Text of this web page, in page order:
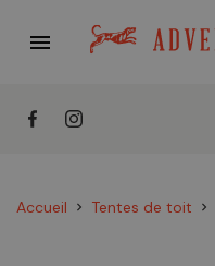

Accueil chevron_right Tentes de toit chevron_right